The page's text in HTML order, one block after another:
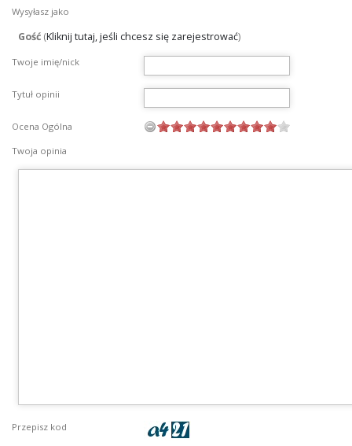
Wysyłasz jako
Gość (Kliknij tutaj, jeśli chcesz się zarejestrować)
Twoje imię/nick
Tytuł opinii
Ocena Ogólna
Twoja opinia
Przepisz kod